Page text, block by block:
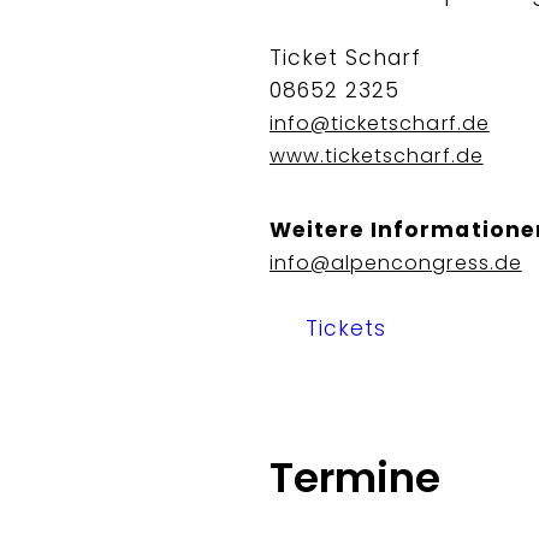
Ticket Scharf
08652 2325
info@ticketscharf.de
www.ticketscharf.de
Weitere
info@alpencongress.de
Tickets
Termine